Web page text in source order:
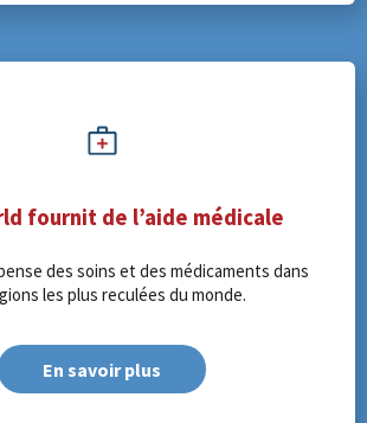
fournit de l’aide médicale
des soins et des médicaments dans
les plus reculées du monde.
En savoir plus